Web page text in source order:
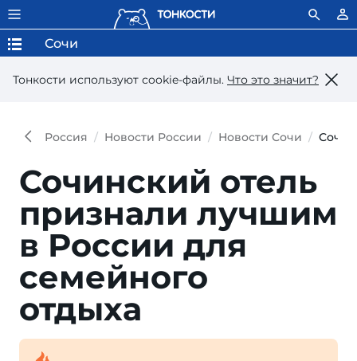
Тонкости используют сookie-файлы. Что это значит?
Сочи
Россия Новости России Новости Сочи
Сочинский отель
признали лучшим
в России для
семейного
отдыха